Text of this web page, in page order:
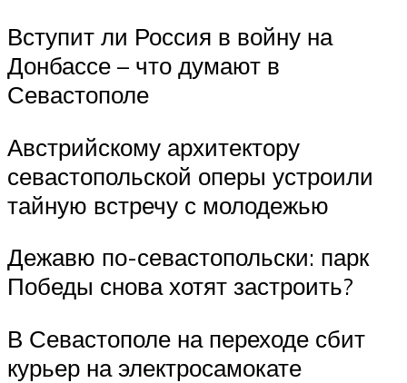
Вступит ли Россия в войну на
Донбассе – что думают в
Севастополе
Австрийскому архитектору
севастопольской оперы устроили
тайную встречу с молодежью
Дежавю по-севастопольски: парк
Победы снова хотят застроить?
В Севастополе на переходе сбит
курьер на электросамокате